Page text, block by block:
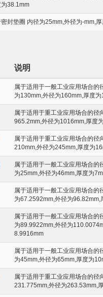
为38.1mm
密封垫圈 内径为25mm,外径为-mm,
说明
属于适用于一般工业应用场合的
为130mm,外径为160mm,厚度
属于适用于重工业应用场合的径
965.2mm,外径为1016mm,厚度
属于适用于重工业应用场合的径
210mm,外径为245mm,厚度为
属于适用于一般工业应用场合的
为25mm,外径为46mm,厚度为
属于适用于一般工业应用场合的
为67.2592mm,外径为96.82mm,
属于适用于一般工业应用场合的
为89.9922mm,外径为
8.9916mm
属于适用于一般工业应用场合的
为45mm,外径为65mm,厚度为
属于适用于重工业应用场合的径
231.775mm,外径为263.53mm,